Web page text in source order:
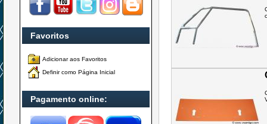
Favoritos
Adicionar aos Favoritos
Definir como Página Inicial
Pagamento online: